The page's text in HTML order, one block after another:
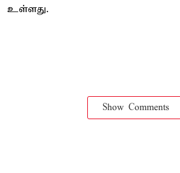
உள்ளது.
Show Comments